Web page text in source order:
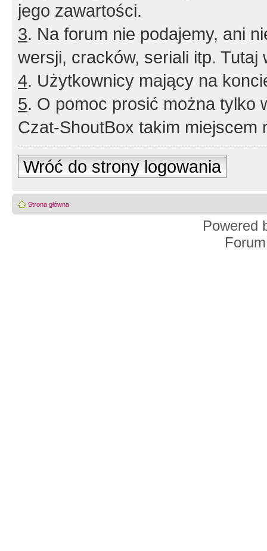
jego zawartości.
3. Na forum nie podajemy, ani
wersji, cracków, seriali itp. Tutaj
4. Użytkownicy mający na
5. O pomoc prosić można tylko
Czat-ShoutBox takim miejscem
Wróć do strony logowania
Strona główna
Powered